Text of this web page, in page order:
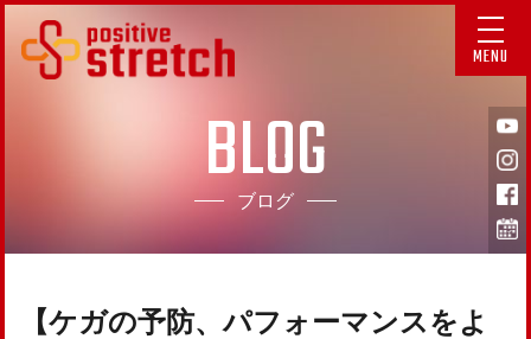
MENU
BLOG
ブログ
【ケガの予防、パフォーマンスをよ